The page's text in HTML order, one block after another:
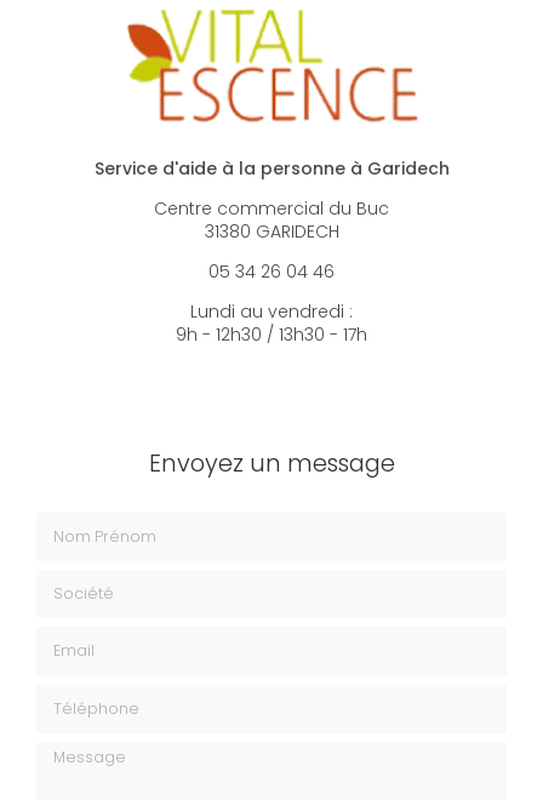
Service d'aide à la personne à Garidech
Centre commercial du Buc
31380 GARIDECH
05 34 26 04 46
Lundi au vendredi :
9h - 12h30 / 13h30 - 17h
Envoyez un message
Message